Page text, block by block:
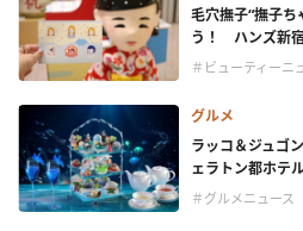
毛穴撫子“撫子ち
う！ ハンズ新
＃ビューティーニ
グルメ
ラッコ＆ジュゴ
ェラトン都ホテ
＃グルメニュース